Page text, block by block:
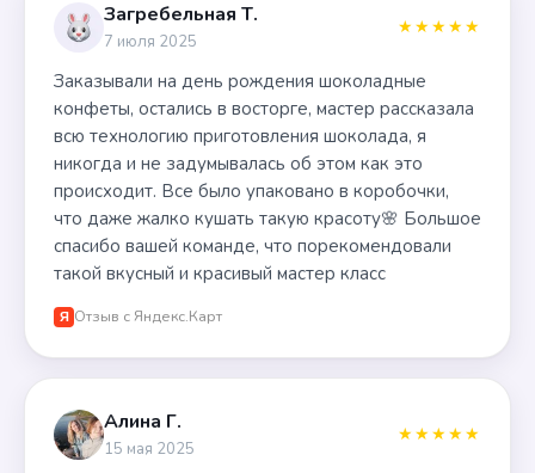
Загребельная Т.
7 июля 2025
★★★★★
Заказывали на день рождения шоколадные
конфеты, остались в восторге, мастер рассказала
всю технологию приготовления шоколада, я
никогда и не задумывалась об этом как это
происходит. Все было упаковано в коробочки,
что даже жалко кушать такую красоту🌸 Большое
спасибо вашей команде, что порекомендовали
такой вкусный и красивый мастер класс
Я Отзыв с Яндекс.Карт
Алина Г.
15 мая 2025
★★★★★